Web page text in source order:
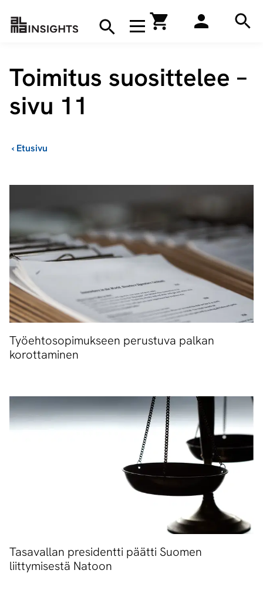
Avaa navigaatio
Hae
Toimitus suosittelee –
sivu 11
Etusivu
›
Työehtosopimukseen perustuva palkan
korottaminen
Tasavallan presidentti päätti Suomen
liittymisestä Natoon